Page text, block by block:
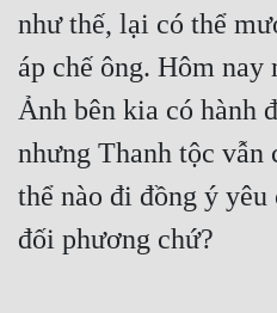
Góc Nhìn Nam
Góc Nhìn Nữ
Huyền Huyễn
Huyền Nghi
như thế, lại có thể
áp chế ông. Hôm
Ảnh bên kia có hành
nhưng Thanh tộc vẫn
thể nào đi đồng ý
đối phương chứ?